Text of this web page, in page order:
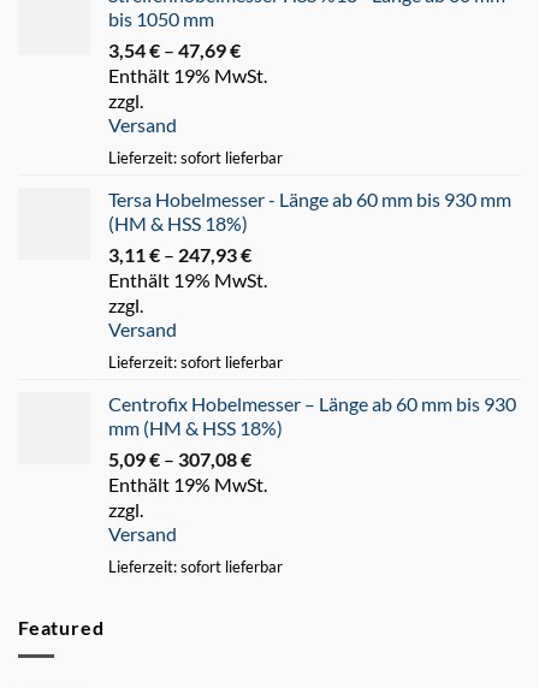
bis 1050 mm
3,54€ – 47,69€
3,54 €
Enthält 19% MwSt.
zzgl.
Versand
Lieferzeit: sofort lieferbar
Tersa Hobelmesser - Länge ab 60 mm bis 930 mm
(HM & HSS 18%)
3,11 € – 247,93€
3,11 €
Enthält 19% MwSt.
zzgl.
Versand
Lieferzeit: sofort lieferbar
Centrofix Hobelmesser – Länge ab 60 mm bis 930
mm (HM & HSS 18%)
5,09€ – 307,08€
5,09 €
Enthält 19% MwSt.
zzgl.
Versand
Lieferzeit: sofort lieferbar
Featured